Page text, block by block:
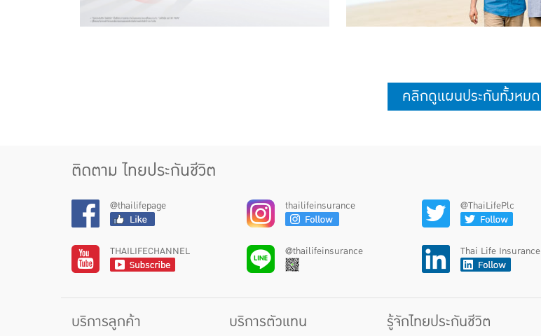
คลิกดูแผนประกันทั้งหมด
ติดตาม ไทยประกันชีวิต
@thailifepage thailifeinsurance @ThaiLifePlc
THAILIFECHANNEL @thailifeinsurance Thai Life Insurance
บริการลูกค้า บริการตัวแทน รู้จักไทยประกันชีวิต